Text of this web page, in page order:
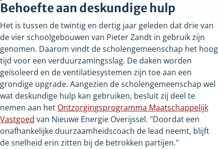
Behoefte aan deskundige hulp
Het is tussen de twintig en dertig jaar geleden dat drie van
de vier schoolgebouwen van Pieter Zandt in gebruik zijn
genomen. Daarom vindt de scholengemeenschap het hoog
tijd voor een verduurzamingsslag. De daken worden
geïsoleerd en de ventilatiesystemen zijn toe aan een
grondige upgrade. Aangezien de scholengemeenschap wel
wat deskundige hulp kan gebruiken, besluit zij deel te
nemen aan het Ontzorgingsprogramma Maatschappelijk
Vastgoed van Nieuwe Energie Overijssel. "Doordat een
onafhankelijke duurzaamheidscoach de lead neemt, blijft
de snelheid erin zitten bij de betrokken partijen."